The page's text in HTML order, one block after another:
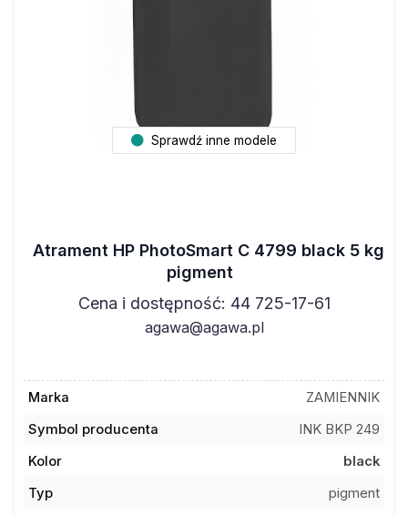
Sprawdź inne modele
Atrament HP PhotoSmart C 4799 black 5 kg
pigment
Cena i dostępność: 44 725-17-61
agawa@agawa.pl
Marka
ZAMIENNIK
Symbol producenta
INK BKP 249
Kolor
black
Typ
pigment